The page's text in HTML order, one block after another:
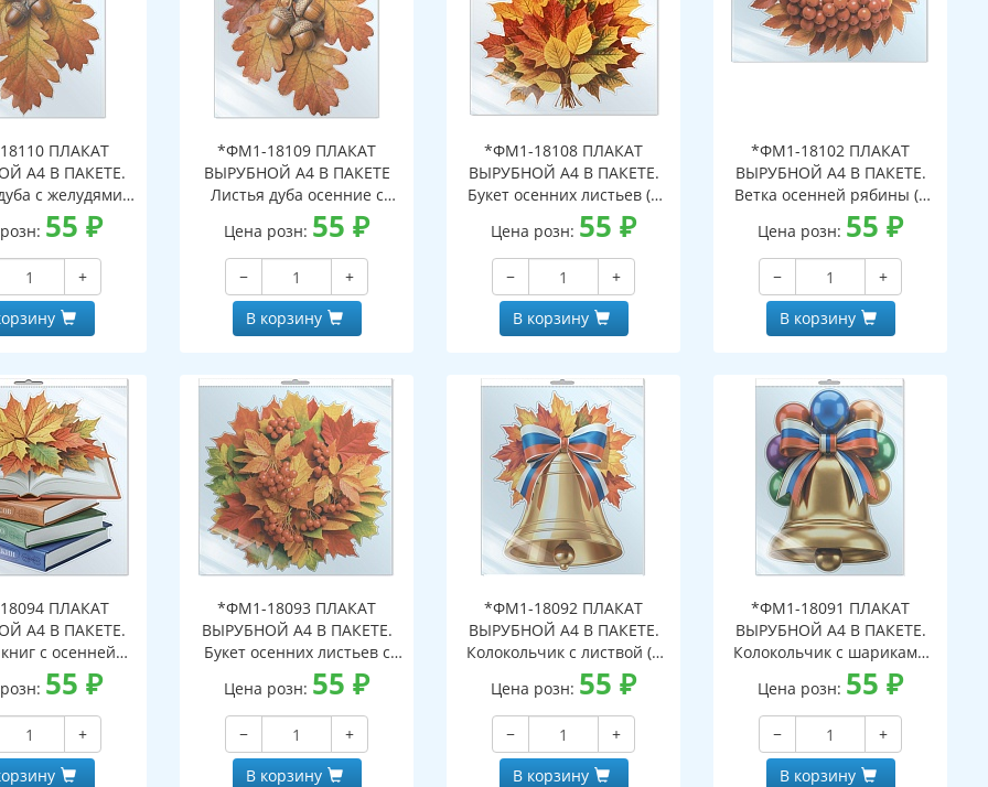
ПЛАКАТ
А4 В ПАКЕТЕ.
с желудями
осенние (в
упаковке,
и клеевым
двухсторонний,
ВД-лак)
55₽
+
*ФМ1-18109 ПЛАКАТ
ВЫРУБНОЙ А4 В ПАКЕТЕ
Листья дуба осенние с
желудями (в
индивидуальной упаковке,
с европодвесом и клеевым
клапаном, двухсторонний,
ВД-лак)
Цена розн: 55₽
−
+
В корзину
*ФМ1-18108 ПЛАКАТ
ВЫРУБНОЙ А4 В ПАКЕТЕ.
Букет осенних листьев (в
индивидуальной упаковке,
с европодвесом и клеевым
клапаном, двухсторонний,
ВД-лак)
Цена розн: 55₽
−
+
В корзину
*ФМ1-18102 ПЛАКАТ
ВЫРУБНОЙ А4 В ПАКЕТЕ.
Ветка осенней рябины (в
индивидуальной упаковке,
с европодвесом и клеевым
клапаном, двухсторонний,
ВД-лак)
Цена розн: 55₽
−
+
В корзину
ПЛАКАТ
А4 В ПАКЕТЕ.
с осенней
листвой (в
упаковке,
и клеевым
двухсторонний,
ВД-лак)
55₽
+
*ФМ1-18093 ПЛАКАТ
ВЫРУБНОЙ А4 В ПАКЕТЕ.
Букет осенних листьев с
рябиной (в
индивидуальной упаковке,
с европодвесом и клеевым
клапаном, двухсторонний,
ВД-лак)
Цена розн: 55₽
−
+
В корзину
*ФМ1-18092 ПЛАКАТ
ВЫРУБНОЙ А4 В ПАКЕТЕ.
Колокольчик с листвой (в
индивидуальной упаковке,
двухсторонний, ВД-лак)
Цена розн: 55₽
−
+
В корзину
*ФМ1-18091 ПЛАКАТ
ВЫРУБНОЙ А4 В ПАКЕТЕ.
Колокольчик с шариками
(в индивидуальной
упаковке, двухсторонний,
ВД-лак)
Цена розн: 55₽
−
+
В корзину